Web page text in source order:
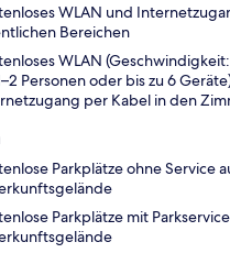
WLAN und
Bereichen
WLAN
Personen oder bis zu 6
per Kabel in den
Parkplätze ohne Service
Parkplätze mit